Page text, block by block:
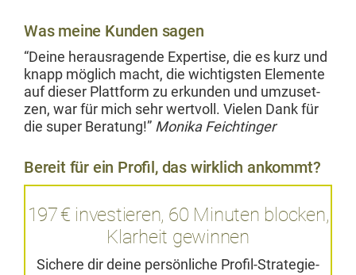
Was meine Kunden sagen
“Deine her­aus­ra­gende Exper­tise, die es kurz und
knapp möglich macht, die wichtig­sten Ele­mente
auf dieser Plat­tform zu erkun­den und umzuset­
zen, war für mich sehr wertvoll. Vie­len Dank für
die super Beratung!” Moni­ka Feichtinger
Bereit für ein Profil, das wirklich ankommt?
197 € investieren, 60 Minuten blocken,
Klarheit gewinnen
Sichere dir deine per­sön­liche Pro­fil-Strate­gie-